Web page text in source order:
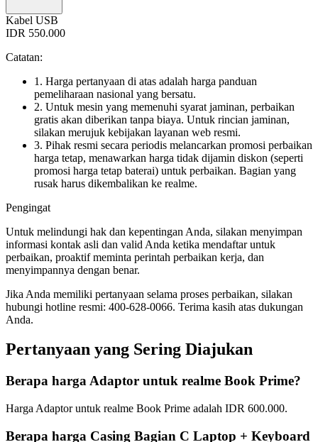
Kabel USB
IDR 550.000
Catatan:
1. Harga pertanyaan di atas adalah harga panduan
pemeliharaan nasional yang bersatu.
2. Untuk mesin yang memenuhi syarat jaminan, perbaikan
gratis akan diberikan tanpa biaya. Untuk rincian jaminan,
silakan merujuk kebijakan layanan web resmi.
3. Pihak resmi secara periodis melancarkan promosi perbaikan
harga tetap, menawarkan harga tidak dijamin diskon (seperti
promosi harga tetap baterai) untuk perbaikan. Bagian yang
rusak harus dikembalikan ke realme.
Pengingat
Untuk melindungi hak dan kepentingan Anda, silakan menyimpan
informasi kontak asli dan valid Anda ketika mendaftar untuk
perbaikan, proaktif meminta perintah perbaikan kerja, dan
menyimpannya dengan benar.
Jika Anda memiliki pertanyaan selama proses perbaikan, silakan
hubungi hotline resmi: 400-628-0066. Terima kasih atas dukungan
Anda.
Pertanyaan yang Sering Diajukan
Berapa harga Adaptor untuk realme Book Prime?
Harga Adaptor untuk realme Book Prime adalah IDR 600.000.
Berapa harga Casing Bagian C Laptop + Keyboard